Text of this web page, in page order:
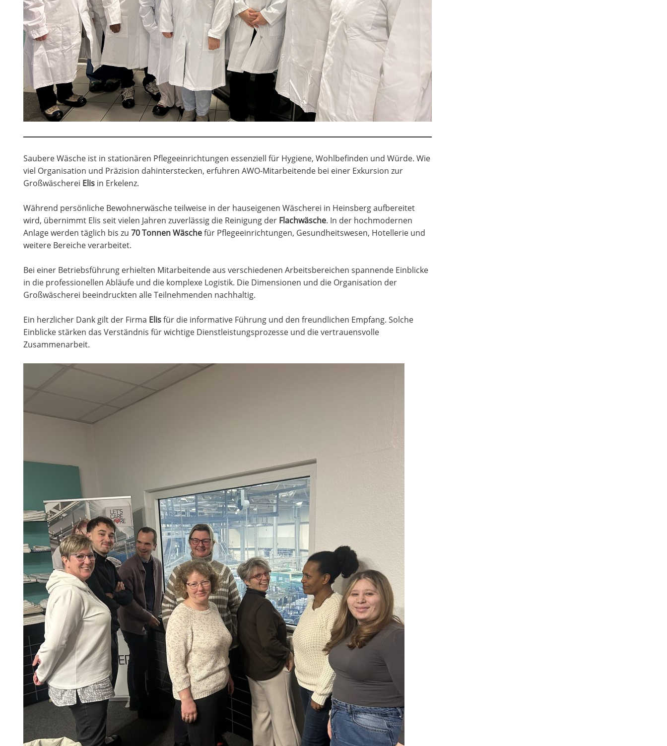
Saubere Wäsche ist in stationären Pflegeeinrichtungen essenziell für Hygiene, Wohlbefinden und Würde. Wie
viel Organisation und Präzision dahinterstecken, erfuhren AWO-Mitarbeitende bei einer Exkursion zur
Großwäscherei Elis in Erkelenz.
Während persönliche Bewohnerwäsche teilweise in der hauseigenen Wäscherei in Heinsberg aufbereitet
wird, übernimmt Elis seit vielen Jahren zuverlässig die Reinigung der Flachwäsche. In der hochmodernen
Anlage werden täglich bis zu 70 Tonnen Wäschefür Pflegeeinrichtungen, Gesundheitswesen, Hotellerie und
weitere Bereiche verarbeitet.
Bei einer Betriebsführung erhielten Mitarbeitende aus verschiedenen Arbeitsbereichen spannende Einblicke
in die professionellen Abläufe und die komplexe Logistik. Die Dimensionen und die Organisation der
Großwäscherei beeindruckten alle Teilnehmenden nachhaltig.
Ein herzlicher Dank gilt der Firma Elisfür die informative Führung und den freundlichen Empfang. Solche
Einblicke stärken das Verständnis für wichtige Dienstleistungsprozesse und die vertrauensvolle
Zusammenarbeit.